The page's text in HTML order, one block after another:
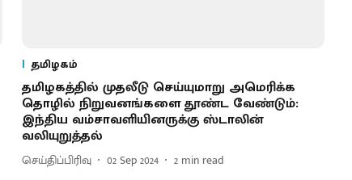
தமிழகம்
தமிழகத்தில் முதலீடு செய்யுமாறு அமெரிக்க
தொழில் நிறுவனங்களை தூண்ட வேண்டும்:
இந்திய வம்சாவளியினருக்கு ஸ்டாலின்
வலியுறுத்தல்
செய்திப்பிரிவு 02 Sep 2024 2 min read